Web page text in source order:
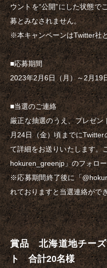
ウントを“公開”にした状態で
募とみなされません。
※本キャンペーンはTwitter社
■応募期間
2023年2月6日（月）～2月19
■当選のご連絡
厳正な抽選のうえ、プレゼ
月24日（金）頃までに
て詳細をお送りいたします。
hokuren_greenjp」のフォロ
※応募期間終了後に「
れておりますと当選連絡がで
賞品 北海道地チーズ
ト 合計20名様